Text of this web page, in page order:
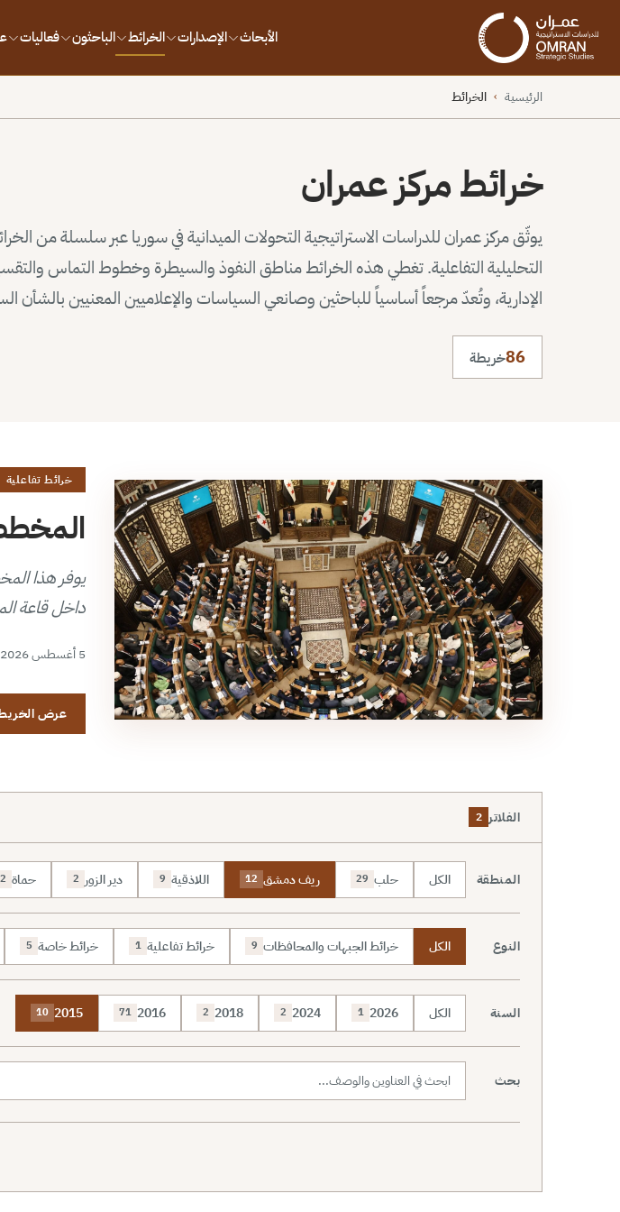
الأبحاث الإصدارات الخرائط الباحثون فعاليات
الرئيسية › الخرائط
خرائط مركز عمران
يوثّق مركز عمران للدراسات الاستراتيجية التحولات الميدانية في سوريا عبر سلسلة من
التحليلية التفاعلية. تغطي هذه الخرائط مناطق النفوذ والسيطرة وخطوط التماس
الإدارية، وتُعدّ مرجعاً أساسياً للباحثين وصانعي السياسات والإعلاميين المعنيين بالشأن
86خريطة
خرائط تفاعلية
داخل قاعة
5 أغسطس 2026
عرض
الفلاتر 2
المنطقة الكل حلب 29 ريف دمشق 12 اللاذقية 9 دير الزور 2 حماة 2
النوع الكل خرائط الجبهات والمحافظات 9 خرائط تفاعلية 1 خرائط خاصة 5
السنة الكل 2026
1
2024
2
2018
2
2016
71
2015
10
بحث